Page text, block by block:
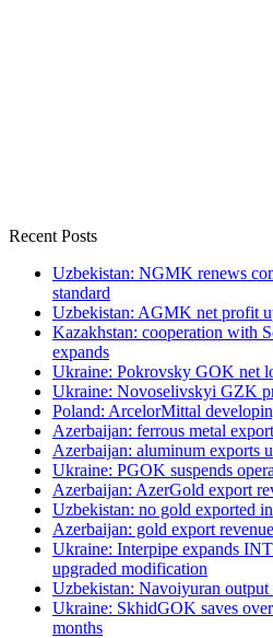
Recent Posts
Uzbekistan: NGMK renews
standard
Uzbekistan: AGMK net profit
Kazakhstan: cooperation with
expands
Ukraine: Pokrovsky GOK net
Ukraine: Novoselivskyi GZK
Poland: ArcelorMittal
Azerbaijan: ferrous metal
Azerbaijan: aluminum exports
Ukraine: PGOK suspends
Azerbaijan: AzerGold export
Uzbekistan: no gold exported
Azerbaijan: gold export
Ukraine: Interpipe expands
upgraded modification
Uzbekistan: Navoiyuran
Ukraine: SkhidGOK saves
months